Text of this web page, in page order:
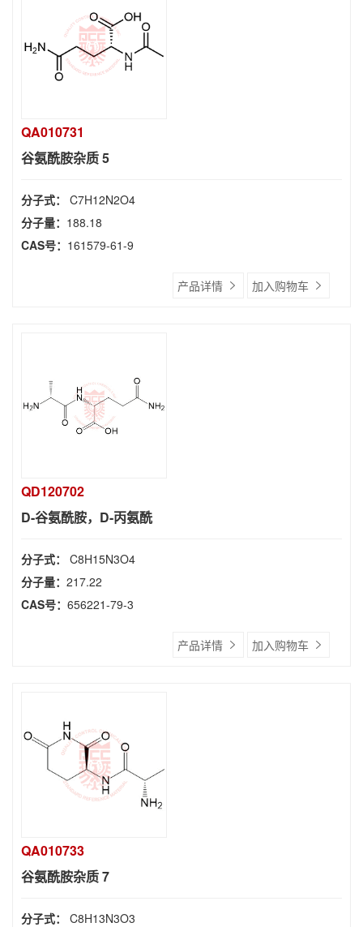
QA010731
谷氨酰胺杂质 5
分子式： C7H12N2O4
分子量： 188.18
CAS号： 161579-61-9
产品详情 加入购物车
QD120702
D-谷氨酰胺，D-丙氨酰
分子式： C8H15N3O4
分子量： 217.22
CAS号： 656221-79-3
产品详情 加入购物车
QA010733
谷氨酰胺杂质 7
分子式： C8H13N3O3